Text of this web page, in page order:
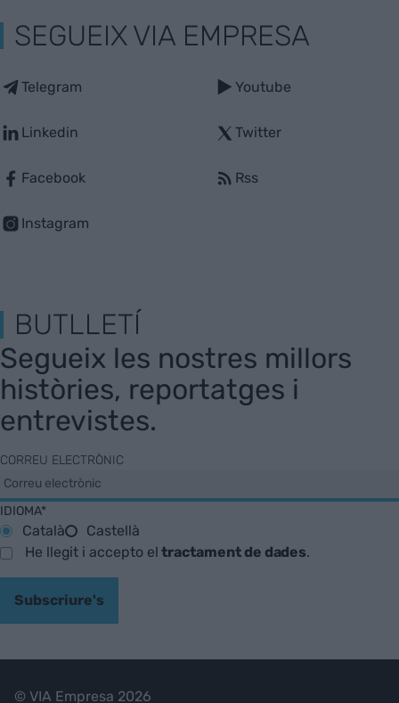
SEGUEIX VIA EMPRESA
Telegram
Linkedin
Facebook
Instagram
Youtube
Twitter
Rss
BUTLLETÍ
Segueix les nostres millors
històries, reportatges i
entrevistes.
CORREU ELECTRÒNIC
IDIOMA*
Català
Castellà
He llegit i accepto eltractament de dades.
Subscriure's
© VIA Empresa 2026